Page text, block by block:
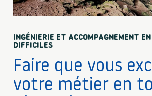
INGÉNIERIE ET ACCOMPAGNEMENT
DIFFICILES
Faire que vous
votre métier en